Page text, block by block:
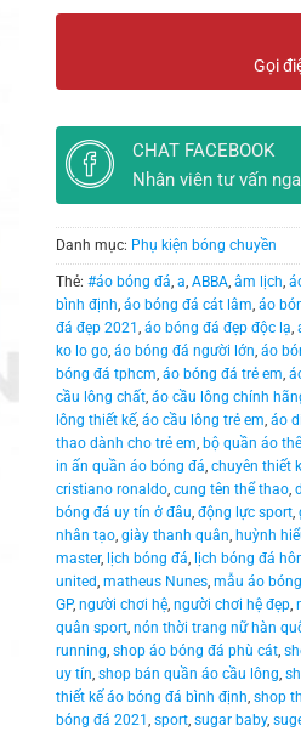
Gọi
CHAT FACEBOOK
Nhân viên tư vấn
Danh mục: Phụ kiện bóng chuyền
Thẻ: #áo bóng đá, a, ABBA, âm lịch,
bình định, áo bóng đá cát lâm, áo
đá đẹp 2021 , áo bóng đá đẹp độc lạ,
ko lo go, áo bóng đá người lớn, áo
bóng đá tphcm, áo bóng đá trẻ em,
cầu lông chất, áo cầu lông chính
lông thiết kế, áo cầu lông trẻ em, áo
thao dành cho trẻ em, bộ quần áo
in ấn quần áo bóng đá, chuyên thiết
cristiano ronaldo, cung tên thể thao,
bóng đá uy tín ở đâu, động lực sport,
nhân tạo, giày thanh quân, huỳnh
master, lịch bóng đá, lịch bóng đá
united, matheus Nunes, mẫu áo
GP, người chơi hệ, người chơi hệ đẹp,
quân sport, nón thời trang nữ hàn
running, shop áo bóng đá phù cát,
uy tín, shop bán quần áo cầu lông,
thiết kế áo bóng đá bình định, shop
bóng đá 2021 , sport, sugar baby,